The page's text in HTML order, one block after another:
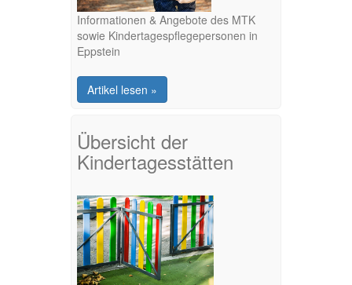
Informationen & Angebote des MTK
sowie Kindertagespflegepersonen in
Eppstein
Artikel lesen »
Übersicht der
Kindertagesstätten